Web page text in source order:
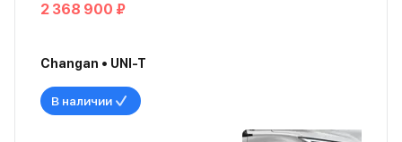
2 368 900 ₽
Changan • UNI-T
В наличии